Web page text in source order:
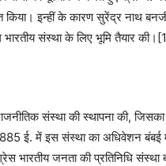
इन्हीं के कारण सुरेंद्र नाथ
संस्था के लिए भूमि तैयार
संस्था की स्थापना की, जिसका
1885 ई. में इस संस्था का अधिवेशन
भारतीय जनता की प्रतिनिधि